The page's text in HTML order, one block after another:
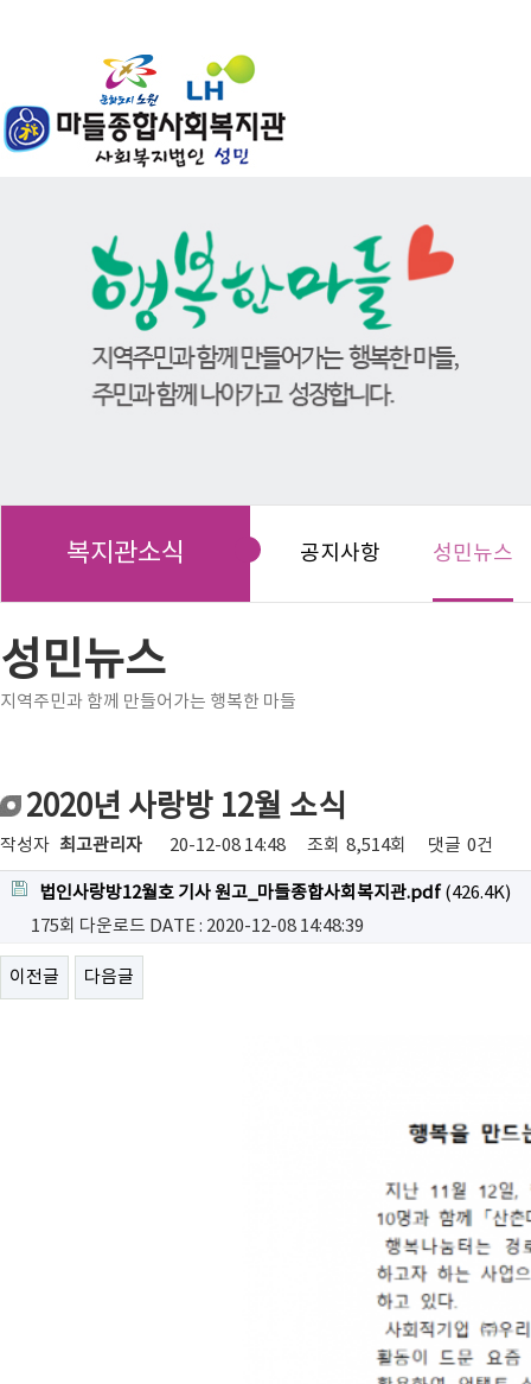
복지관소식 공지사항 성민뉴스
성민뉴스
지역주민과 함께 만들어가는 행복한 마들
2020년 사랑방 12월 소식
작성자 최고관리자 20-12-08 14:48 조회 8,514회 댓글 0건
법인사랑방12월호 기사 원고_마들종합사회복지관.pdf (426.4K)
175회 다운로드 DATE : 2020-12-08 14:48:39
이전글 다음글